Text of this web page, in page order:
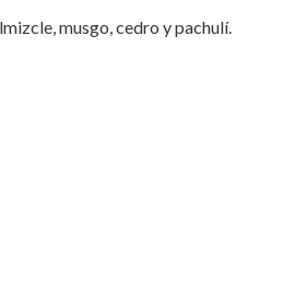
musgo, cedro y pachulí.